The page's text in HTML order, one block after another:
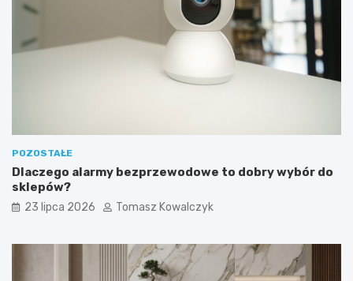
POZOSTAŁE
Dlaczego alarmy bezprzewodowe to dobry wybór do
sklepów?
23 lipca 2026 Tomasz Kowalczyk